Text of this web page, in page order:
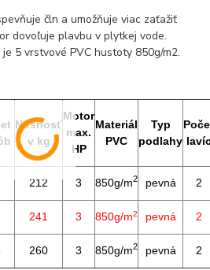
čln a umožňuje viac zaťažiť
dovoľuje plavbu v plytkej vode.
5 vrstvové PVC hustoty 850g/m2.
Nosnosť
v kg
Motor
max.
HP
Materiál
PVC
Typ
podlahy
212 3 850g/m2 pevná 2
241 3 850g/m2 pevná 2
260 3 850g/m2 pevná 2